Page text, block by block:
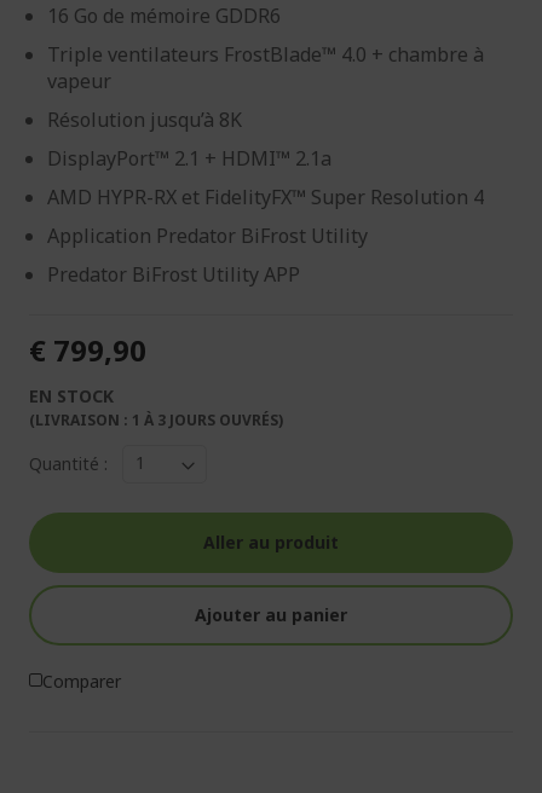
16 Go de mémoire GDDR6
Triple ventilateurs FrostBlade™ 4.0 + chambre à
vapeur
Résolution jusqu’à 8K
DisplayPort™ 2.1 + HDMI™ 2.1a
AMD HYPR-RX et FidelityFX™ Super Resolution 4
Application Predator BiFrost Utility
Predator BiFrost Utility APP
€ 799,90
EN STOCK
(LIVRAISON : 1 À 3 JOURS OUVRÉS)
Quantité :
Aller au produit
Ajouter au panier
Comparer